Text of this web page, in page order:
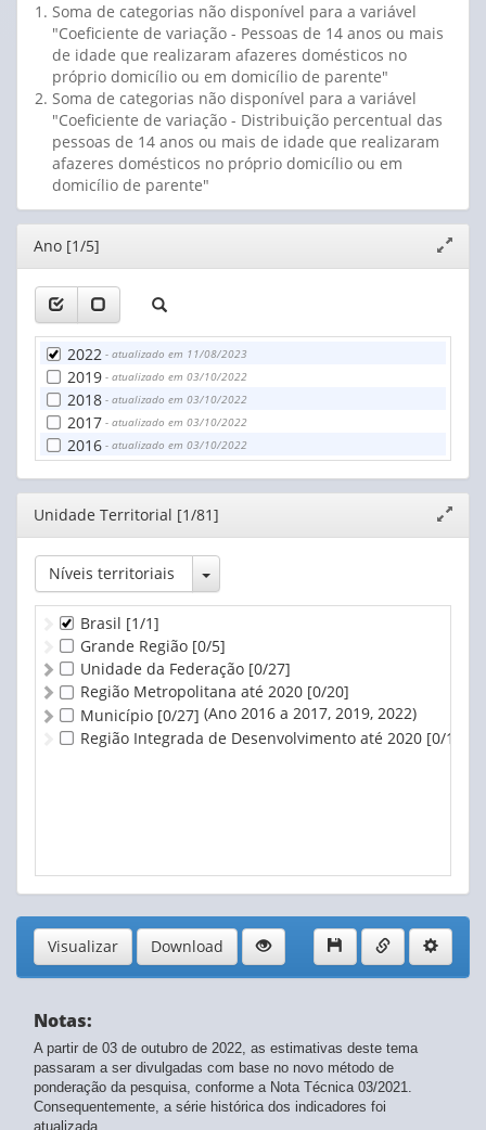
Soma de categorias não disponível para a variável
"Coeficiente de variação - Pessoas de 14 anos ou mais
de idade que realizaram afazeres domésticos no
próprio domicílio ou em domicílio de parente"
Soma de categorias não disponível para a variável
"Coeficiente de variação - Distribuição percentual das
pessoas de 14 anos ou mais de idade que realizaram
afazeres domésticos no próprio domicílio ou em
domicílio de parente"
Editor
janela
Ano [1/5]
2022 - atualizado em 11/08/2023
2019 - atualizado em 03/10/2022
2018 - atualizado em 03/10/2022
2017 - atualizado em 03/10/2022
2016 - atualizado em 03/10/2022
Editor
janela
Unidade Territorial [1/81]
Níveis territoriais Toggle Dropdown
Brasil [1/1]
Grande Região [0/5]
Unidade da Federação [0/27]
Região Metropolitana até 2020 [0/20]
Município [0/27] (Ano 2016 a 2017, 2019, 2022)
Região Integrada de Desenvolvimento até 2020 [0/1]
Visualizar Download
Notas:
A partir de 03 de outubro de 2022, as estimativas deste tema
passaram a ser divulgadas com base no novo método de
ponderação da pesquisa, conforme a Nota Técnica 03/2021.
Consequentemente, a série histórica dos indicadores foi
atualizada.